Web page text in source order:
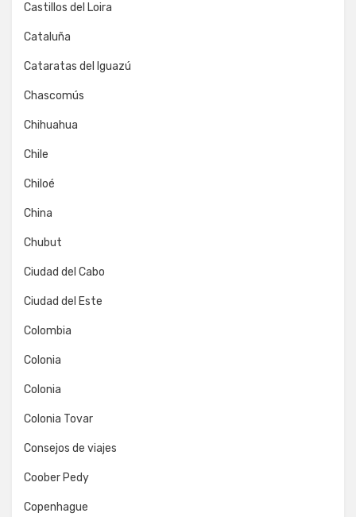
Castillos del Loira
Cataluña
Cataratas del Iguazú
Chascomús
Chihuahua
Chile
Chiloé
China
Chubut
Ciudad del Cabo
Ciudad del Este
Colombia
Colonia
Colonia
Colonia Tovar
Consejos de viajes
Coober Pedy
Copenhague